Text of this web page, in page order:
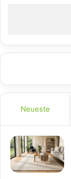
Neueste